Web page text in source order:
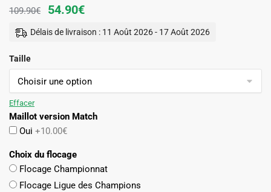
109.90€
Le
prix
109.90€.
54.90€Le
54.90€.
Délais de livraison : 11 Août 2026 - 17 Août 2026
Taille
Effacer
Maillot version Match
Oui +10.00€
Choix du flocage
Flocage Championnat
Flocage Ligue des Champions